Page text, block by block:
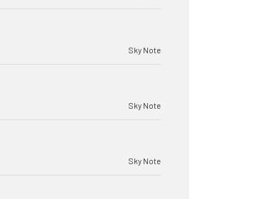
Sky Note
Sky Note
Sky Note